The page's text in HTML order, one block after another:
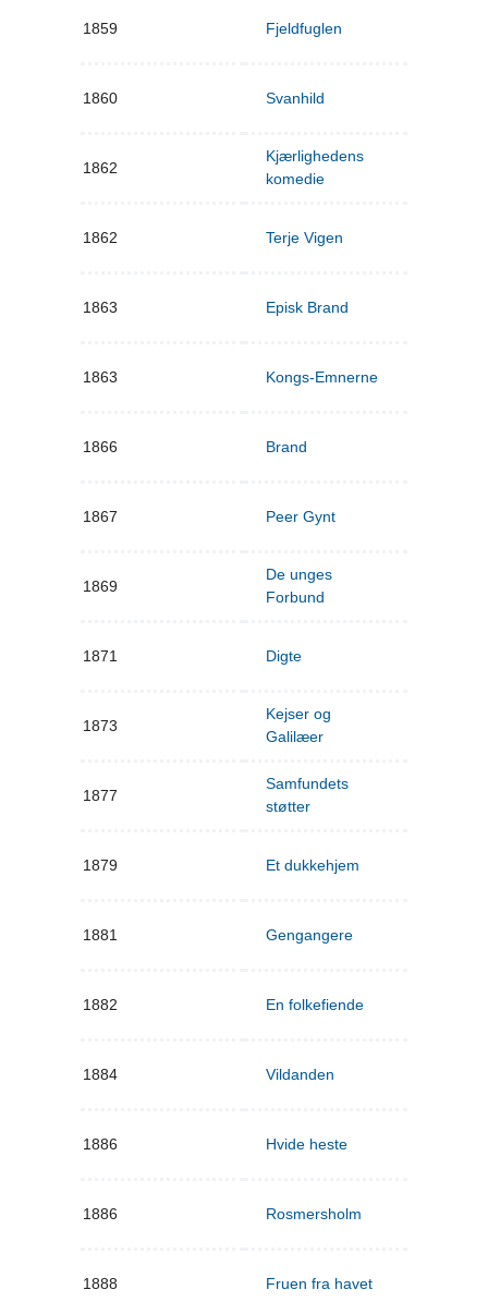
1859 Fjeldfuglen
1860 Svanhild
1862
Kjærlighedens
komedie
1862 Terje Vigen
1863 Episk Brand
1863 Kongs-Emnerne
1866 Brand
1867 Peer Gynt
1869
De unges
Forbund
1871 Digte
1873
Kejser og
Galilæer
1877
Samfundets
støtter
1879 Et dukkehjem
1881 Gengangere
1882 En folkefiende
1884 Vildanden
1886 Hvide heste
1886 Rosmersholm
1888 Fruen fra havet